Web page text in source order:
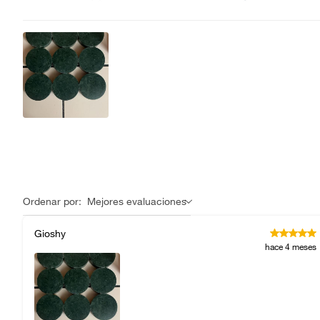
Ordenar por: Mejores evaluaciones
Gioshy
hace 4 meses